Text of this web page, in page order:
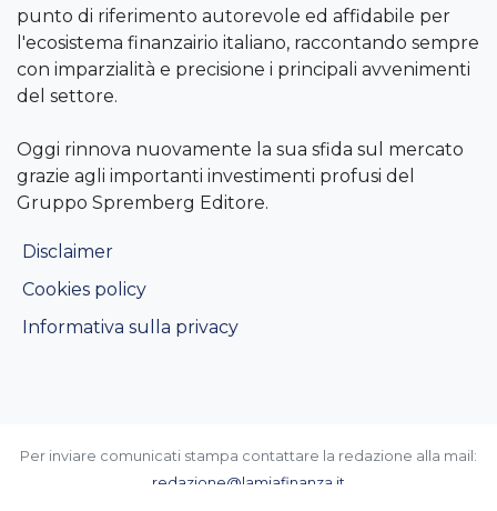
punto di riferimento autorevole ed affidabile per
l'ecosistema finanzairio italiano, raccontando sempre
con imparzialità e precisione i principali avvenimenti
del settore.
Oggi rinnova nuovamente la sua sfida sul mercato
grazie agli importanti investimenti profusi del
Gruppo Spremberg Editore.
Disclaimer
Cookies policy
Informativa sulla privacy
Per inviare comunicati stampa contattare la redazione alla mail:
redazione@lamiafinanza.it